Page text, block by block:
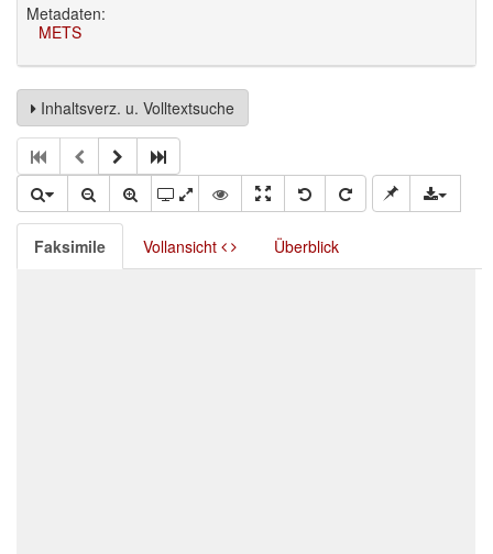
Metadaten:
METS
Inhaltsverz. u. Volltextsuche
Faksimile Vollansicht Überblick